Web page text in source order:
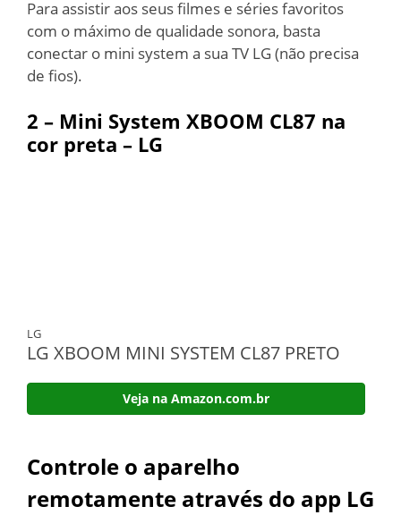
Para assistir aos seus filmes e séries favoritos
com o máximo de qualidade sonora, basta
conectar o mini system a sua TV LG (não precisa
de fios).
2 – Mini System XBOOM CL87 na
cor preta – LG
LG
LG XBOOM MINI SYSTEM CL87 PRETO
Veja na Amazon.com.br
Controle o aparelho
remotamente através do app LG